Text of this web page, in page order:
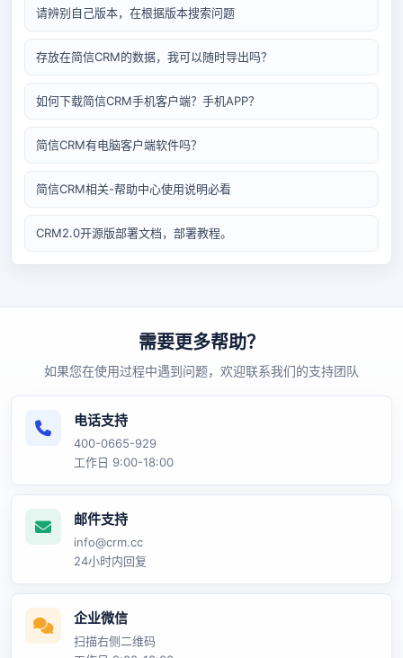
请辨别自己版本，在根据版本搜索问题
存放在简信CRM的数据，我可以随时导出吗？
如何下载简信CRM手机客户端？手机APP？
简信CRM有电脑客户端软件吗？
简信CRM相关-帮助中心使用说明必看
CRM2.0开源版部署文档，部署教程。
需要更多帮助？
如果您在使用过程中遇到问题，欢迎联系我们的支持团队
电话支持
400-0665-929
工作日 9:00-18:00
邮件支持
info@crm.cc
24小时内回复
企业微信
扫描右侧二维码